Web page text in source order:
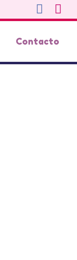
Contacto